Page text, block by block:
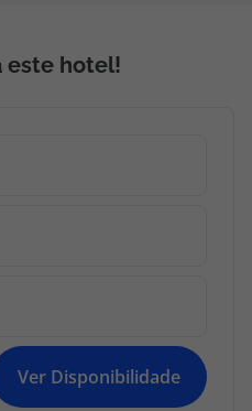
este hotel!
Ver Disponibilidade